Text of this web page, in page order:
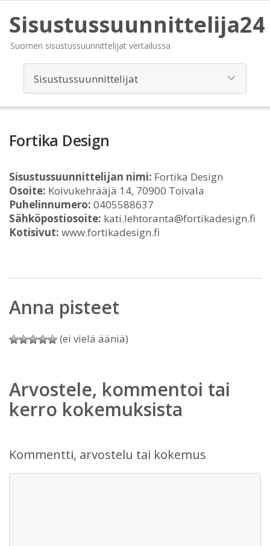
Sisustussuunnittelija24
Suomen sisustussuunnittelijat vertailussa
Fortika Design
Sisustussuunnittelijan nimi: Fortika Design
Osoite: Koivukehrääjä 14, 70900 Toivala
Puhelinnumero: 0405588637
Sähköpostiosoite: kati.lehtoranta@fortikadesign.fi
Kotisivut: www.fortikadesign.fi
Anna pisteet
(ei vielä ääniä)
Arvostele, kommentoi tai
kerro kokemuksista
Kommentti, arvostelu tai kokemus